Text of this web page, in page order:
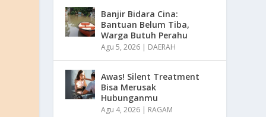
Banjir Bidara Cina:
Bantuan Belum Tiba,
Warga Butuh Perahu
Agu 5, 2026 | DAERAH
Awas! Silent Treatment
Bisa Merusak
Hubunganmu
Agu 4, 2026 | RAGAM